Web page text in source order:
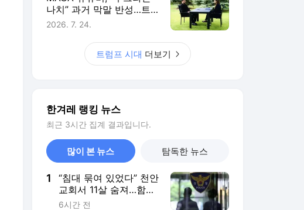
나치” 과거 막말 반성…트
럼프 “잘했어!!!”
2026. 7. 24.
트럼프 시대 더보기
한겨레 랭킹 뉴스
최근 3시간 집계 결과입니다.
많이 본 뉴스 탐독한 뉴스
1
“침대 묶여 있었다” 천안
교회서 11살 숨져…함께
지내던 신도들 수사
6시간 전